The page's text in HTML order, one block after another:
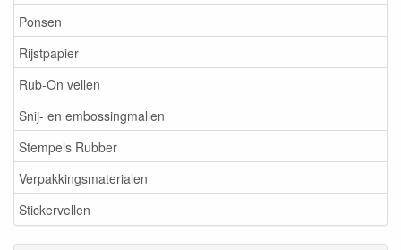
Ponsen
Rijstpapier
Rub-On vellen
Snij- en embossingmallen
Stempels Rubber
Verpakkingsmaterialen
Stickervellen